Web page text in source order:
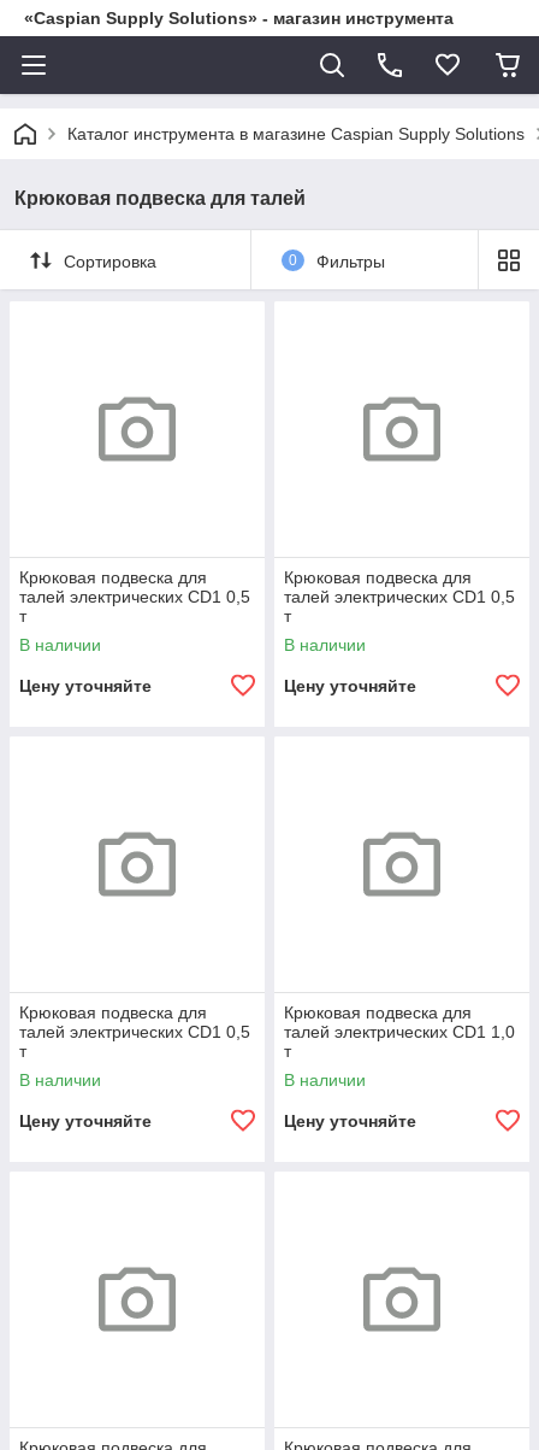
«Caspian Supply Solutions» - магазин инструмента
Каталог инструмента в магазине Caspian Supply Solutions
Крюковая подвеска для талей
Сортировка 0 Фильтры
Крюковая подвеска для
талей электрических CD1 0,5
т
В наличии
Цену уточняйте
Крюковая подвеска для
талей электрических CD1 0,5
т
В наличии
Цену уточняйте
Крюковая подвеска для
талей электрических CD1 0,5
т
В наличии
Цену уточняйте
Крюковая подвеска для
талей электрических CD1 1,0
т
В наличии
Цену уточняйте